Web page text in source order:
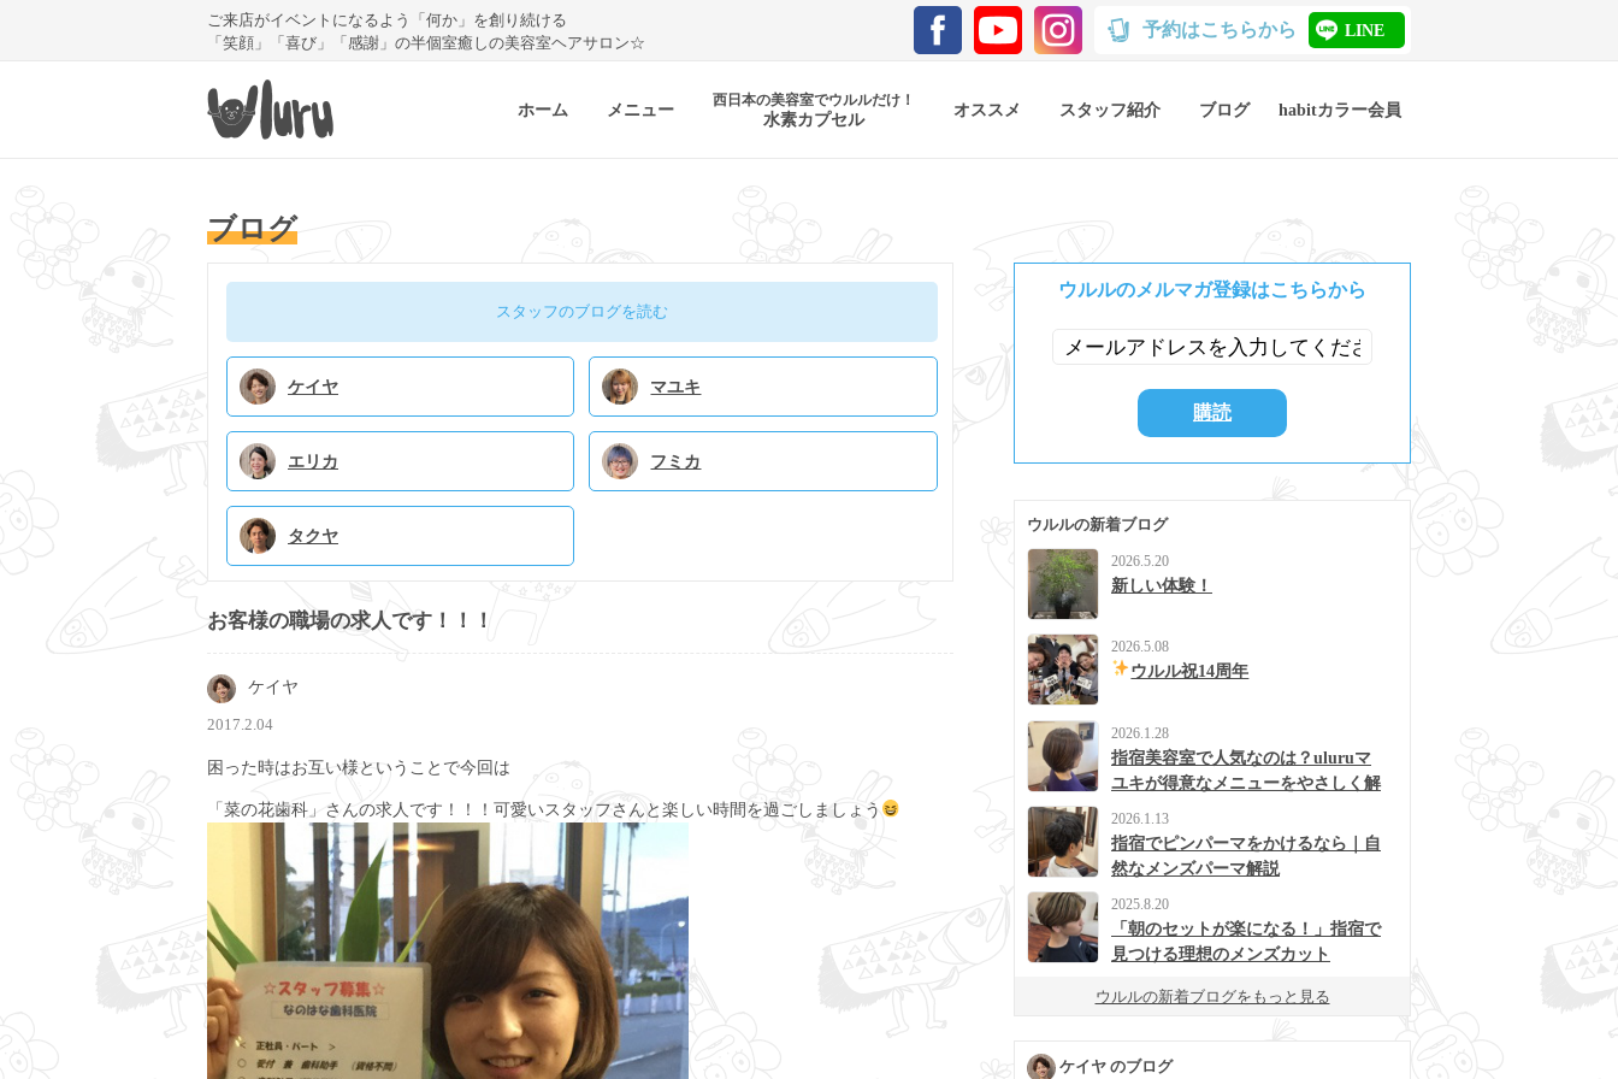
ご来店がイベントになるよう「何か」を創り続ける
「笑顔」「喜び」「感謝」の半個室癒しの美容室ヘアサロン☆
予約はこちらから LINE
ホーム メニュー 西日本の美容室でウルルだけ！
水素カプセル オススメ スタッフ紹介 ブログ habitカラー会員
ブログ
スタッフのブログを読む
ケイヤ マユキ
エリカ フミカ
タクヤ
お客様の職場の求人です！！！
ケイヤ
2017.2.04
困った時はお互い様ということで今回は
「菜の花歯科」さんの求人です！！！可愛いスタッフさんと楽しい時間を過ごしましょう
ウルルのメルマガ登録はこちらから
ウルルの新着ブログ
2026.5.20
新しい体験！
2026.5.08
ウルル祝14周年
2026.1.28
指宿美容室で人気なのは？uluruマ
ユキが得意なメニューをやさしく解
2026.1.13
指宿でピンパーマをかけるなら｜自
然なメンズパーマ解説
2025.8.20
「朝のセットが楽になる！」指宿で
見つける理想のメンズカット
ウルルの新着ブログをもっと見る
ケイヤ のブログ